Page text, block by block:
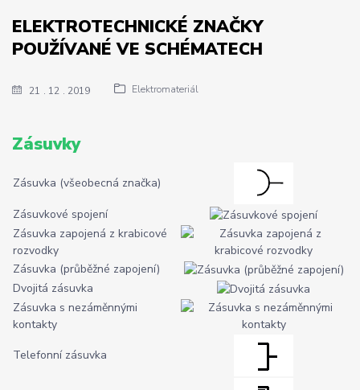
21 12 2019 Elektromateriál
ELEKTROTECHNICKÉ ZNAČKY
POUŽÍVANÉ VE SCHÉMATECH
Zásuvky
Zásuvka (všeobecná značka)
Zásuvkové spojení
Zásuvka zapojená z krabicové
rozvodky
Zásuvka (průběžné zapojení)
Dvojitá zásuvka
Zásuvka s nezáměnnými
kontakty
Telefonní zásuvka